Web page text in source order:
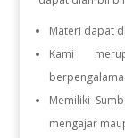
Materi dapat
Kami
Memiliki
mengajar